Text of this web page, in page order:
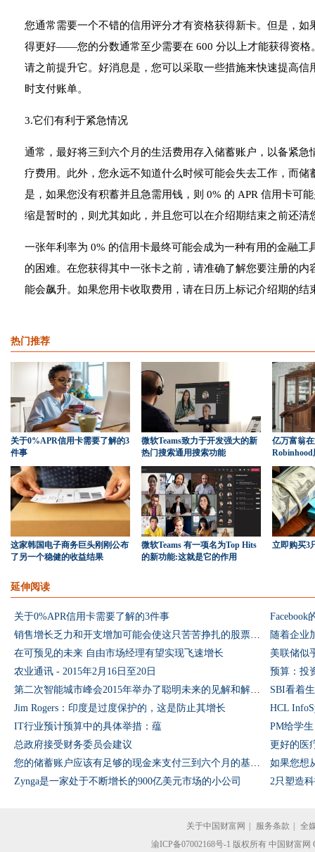
您通常需要一个不错的信用评分才有资格获得新卡。但是，如
得更好——您的分数通常至少需要在 600 分以上才能获得资格
请之前提升它。好消息是，您可以采取一些措施来快速提高
时支付账单。
3.它们有利于紧急情况
通常，最好将三到六个月的生活费用存入储蓄账户，以备紧
疗费用。此外，您永远不知道什么时候可能会失去工作，而
是，如果您没有积蓄并且急需用钱，则 0% 的 APR 信用卡可
缩是暂时的，则尤其如此，并且您可以在介绍期结束之前还清
一张年利率为 0% 的信用卡最终可能会成为一种有用的金融
的困难。在您获得其中一张卡之前，请准确了解您要注册的
能会飙升。如果您用卡收取费用，请在日历上标记介绍期的结
热门推荐
关于0%APR信用卡需要了解的3
件事
微软Teams致力于开发强大的新
热门搜索通用搜索功能
亿万富翁
Robinhood
这家韩国电子商务巨头刚刚公布
了另一个稳健的收益结果
微软Teams 有一项名为Top Hits
的新功能:这就是它的作用
立即购买3
延伸阅读
关于0%APR信用卡需要了解的3件事
销售增长乏力和开支增加可能会使这只苦苦挣扎的股票走低
随着企业
在可预见的未来 自由市场经理有望实现飞速增长
美联储似
农业通讯 - 2015年2月16日至20日
预算：投
第二次智能城市峰会2015年举办了聪明未来的见解和解决方案
SBI看着
Jim Rogers：印度是过度保护的，这是防止其增长
HCL
IT行业预计预算中的具体举措：蕴
PM给学
总政府接受财务委员会建议
更好的医
您的储蓄账户应该有足够的现金来支付三到六个月的基本开支
Zynga是一家处于不断增长的900亿美元市场的小公司
2只塑造
关于中国财富网 服务条款
全
渝ICP备07002168号-1 版权所有 中国财富网